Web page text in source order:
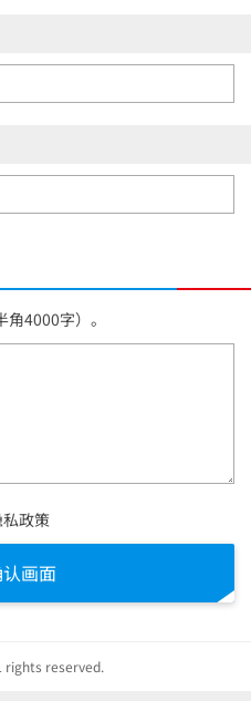
4000字）。
政策
画面
rights reserved.